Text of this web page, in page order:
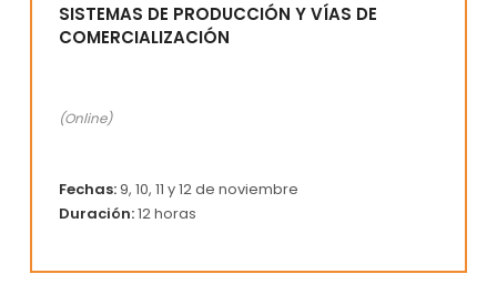
SISTEMAS DE PRODUCCIÓN Y VÍAS DE
COMERCIALIZACIÓN
(Online)
Fechas:9, 10, 11 y 12 de noviembre
Duración:12 horas